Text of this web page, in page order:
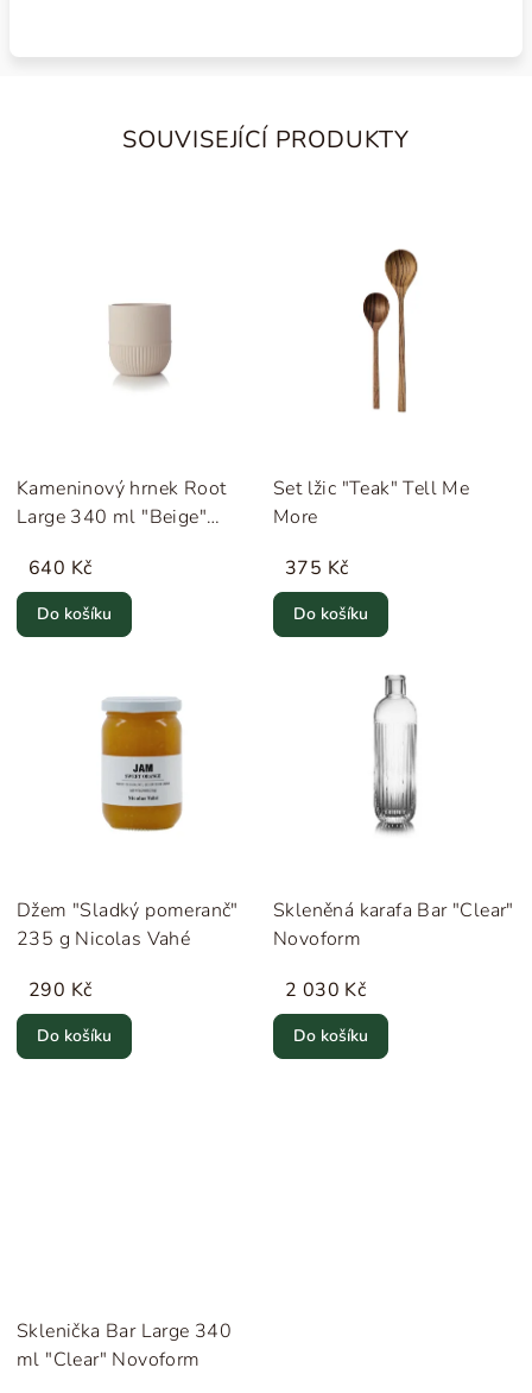
SOUVISEJÍCÍ PRODUKTY
Kameninový hrnek Root
Large 340 ml "Beige"
640 Kč
Do košíku
Set lžic "Teak" Tell Me
More
375 Kč
Do košíku
Džem "Sladký pomeranč"
235 g Nicolas Vahé
290 Kč
Do košíku
Skleněná karafa Bar "Clear"
Novoform
2 030 Kč
Do košíku
Sklenička Bar Large 340
ml "Clear" Novoform